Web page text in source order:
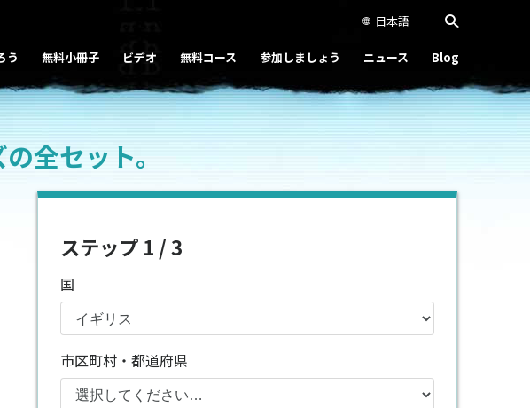
日本語
う 無料小冊子 ビデオ 無料コース 参加しましょう ニュース Blog
全セット。
ステップ 1 / 3
国
市区町村・都道府県